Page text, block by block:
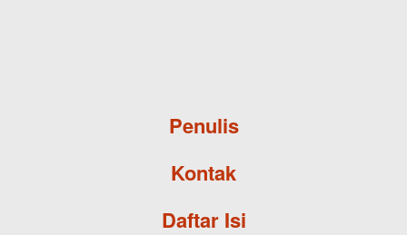
Penulis
Kontak
Daftar Isi